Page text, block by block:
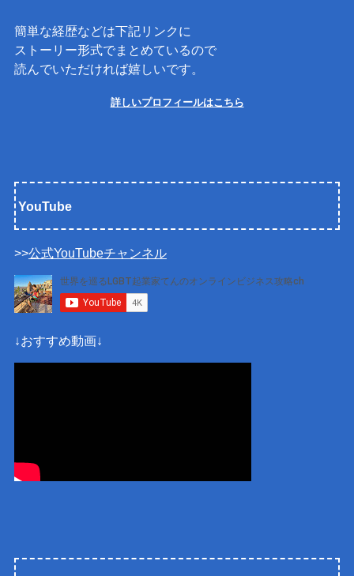
簡単な経歴などは下記リンクに
ストーリー形式でまとめているので
読んでいただければ嬉しいです。
詳しいプロフィールはこちら
YouTube
>>公式YouTubeチャンネル
↓おすすめ動画↓